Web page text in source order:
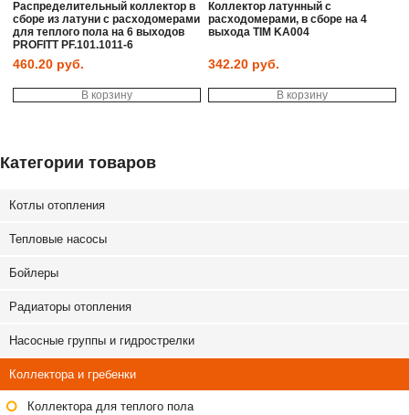
Распределительный коллектор в
сборе из латуни с расходомерами
для теплого пола на 6 выходов
PROFITT PF.101.1011-6
460.20 руб.
В корзину
Коллектор латунный с
расходомерами, в сборе на 4
выхода TIM KA004
342.20 руб.
В корзину
Категории товаров
Котлы отопления
Тепловые насосы
Бойлеры
Радиаторы отопления
Насосные группы и гидрострелки
Коллектора и гребенки
Коллектора для теплого пола